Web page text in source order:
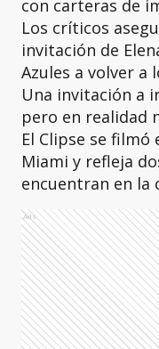
con carteras de
Los críticos
invitación de
Azules a volver a
Una invitación a
pero en realidad
El Clipse se
Miami y refleja
encuentran en la
Ads